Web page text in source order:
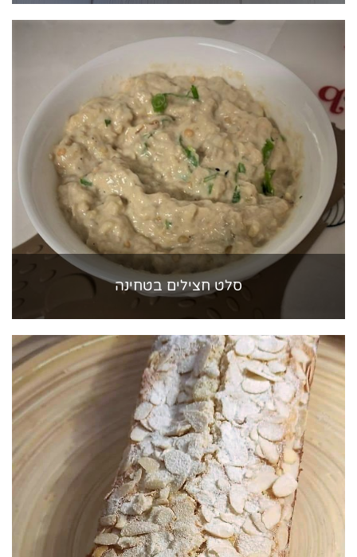
סלט חצילים בטחינה